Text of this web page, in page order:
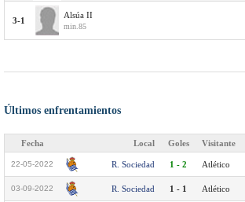
3-1
Alsúa II
min.85
Últimos enfrentamientos
Fecha Local Goles Visitante
22-05-2022 R. Sociedad 1 - 2 Atlético
03-09-2022 R. Sociedad 1 - 1 Atlético